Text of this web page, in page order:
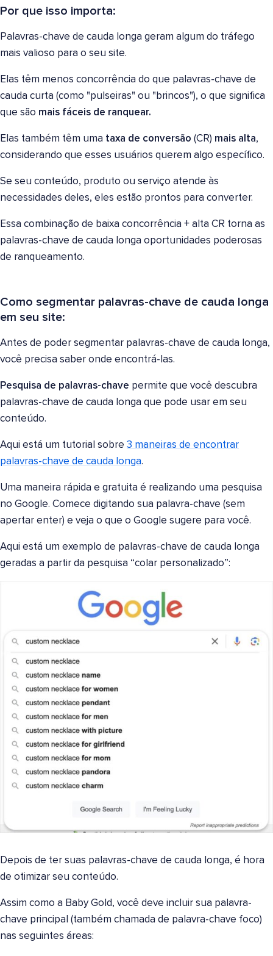
Por que isso importa:
Palavras-chave de cauda longa geram algum do tráfego
mais valioso para o seu site.
Elas têm menos concorrência do que palavras-chave de
cauda curta (como "pulseiras" ou "brincos"), o que significa
que são mais fáceis de ranquear.
Elas também têm uma taxa de conversão (CR) mais alta,
considerando que esses usuários querem algo específico.
Se seu conteúdo, produto ou serviço atende às
necessidades deles, eles estão prontos para converter.
Essa combinação de baixa concorrência + alta CR torna as
palavras-chave de cauda longa oportunidades poderosas
de ranqueamento.
Como segmentar palavras-chave de cauda longa
em seu site:
Antes de poder segmentar palavras-chave de cauda longa,
você precisa saber onde encontrá-las.
Pesquisa de palavras-chave permite que você descubra
palavras-chave de cauda longa que pode usar em seu
conteúdo.
Aqui está um tutorial sobre 3 maneiras de encontrar
palavras-chave de cauda longa.
Uma maneira rápida e gratuita é realizando uma pesquisa
no Google. Comece digitando sua palavra-chave (sem
apertar enter) e veja o que o Google sugere para você.
Aqui está um exemplo de palavras-chave de cauda longa
geradas a partir da pesquisa “colar personalizado”:
Depois de ter suas palavras-chave de cauda longa, é hora
de otimizar seu conteúdo.
Assim como a Baby Gold, você deve incluir sua palavra-
chave principal (também chamada de palavra-chave foco)
nas seguintes áreas: